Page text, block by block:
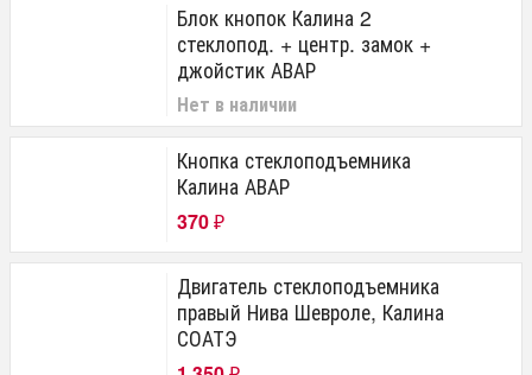
Блок кнопок Калина 2
стеклопод. + центр. замок +
джойстик АВАР
Нет в наличии
Кнопка стеклоподъемника
Калина АВАР
370 ₽
Двигатель стеклоподъемника
правый Нива Шевроле, Калина
СОАТЭ